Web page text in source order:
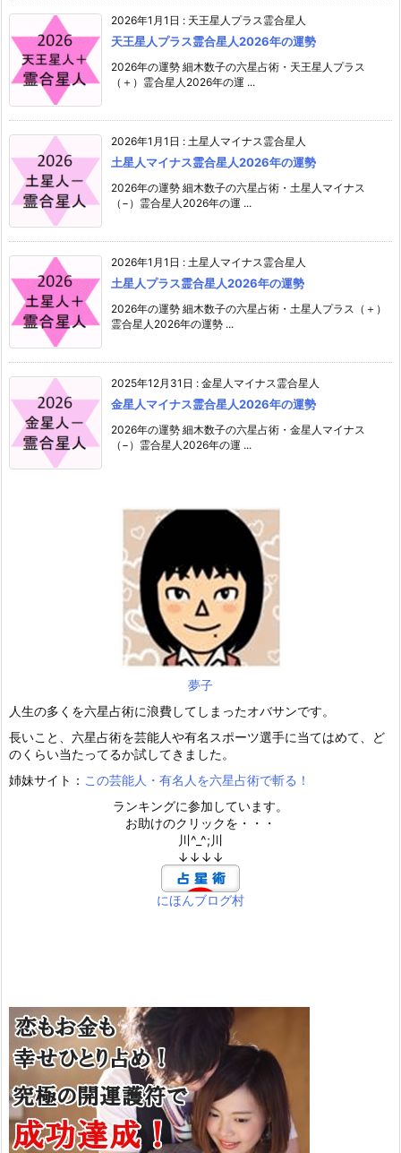
2026年1月1日 : 天王星人プラス霊合星人
天王星人プラス霊合星人2026年の運勢
2026年の運勢 細木数子の六星占術・天王星人プラス
（＋）霊合星人2026年の運 ...
2026年1月1日 : 土星人マイナス霊合星人
土星人マイナス霊合星人2026年の運勢
2026年の運勢 細木数子の六星占術・土星人マイナス
（−）霊合星人2026年の運 ...
2026年1月1日 : 土星人マイナス霊合星人
土星人プラス霊合星人2026年の運勢
2026年の運勢 細木数子の六星占術・土星人プラス（＋）
霊合星人2026年の運勢 ...
2025年12月31日 : 金星人マイナス霊合星人
金星人マイナス霊合星人2026年の運勢
2026年の運勢 細木数子の六星占術・金星人マイナス
（−）霊合星人2026年の運 ...
夢子
人生の多くを六星占術に浪費してしまったオバサンです。
長いこと、六星占術を芸能人や有名スポーツ選手に当てはめて、ど
のくらい当たってるか試してきました。
姉妹サイト： この芸能人・有名人を六星占術で斬る！
ランキングに参加しています。
お助けのクリックを・・・
川^_^;川
↓↓↓↓
にほんブログ村